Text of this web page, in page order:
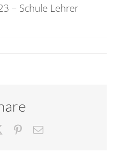
– Schule Lehrer
Pinterest
E-